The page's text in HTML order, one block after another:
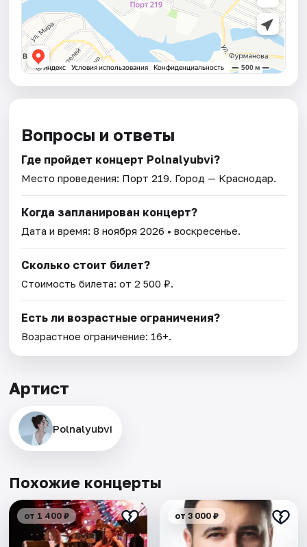
Вопросы и ответы
Где пройдет концерт Polnalyubvi?
Место проведения: Порт 219 . Город — Краснодар.
Когда запланирован концерт?
Дата и время:8 ноября 2026 • воскресенье.
Сколько стоит билет?
Стоимость билета: от 2 500 ₽.
Есть ли возрастные ограничения?
Возрастное ограничение: 16+.
Артист
Polnalyubvi
Похожие концерты
от 1 400 ₽ от 3 000 ₽